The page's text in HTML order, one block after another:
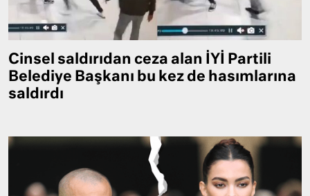
Cinsel saldırıdan ceza alan İYİ Partili
Belediye Başkanı bu kez de hasımlarına
saldırdı